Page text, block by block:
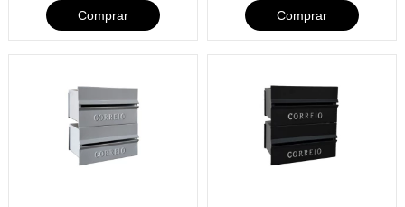
Comprar Comprar